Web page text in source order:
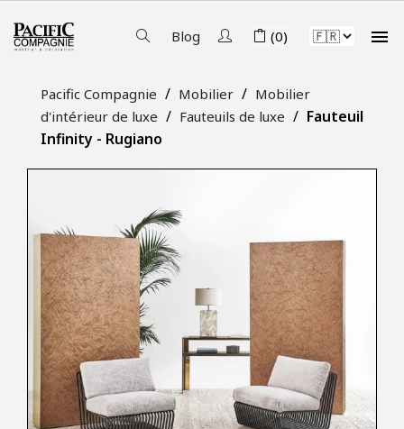
Blog (0) 
Pacific Compagnie Mobilier
Mobilier
d'intérieur de luxe
Fauteuils de luxe
Fauteuil
Infinity - Rugiano